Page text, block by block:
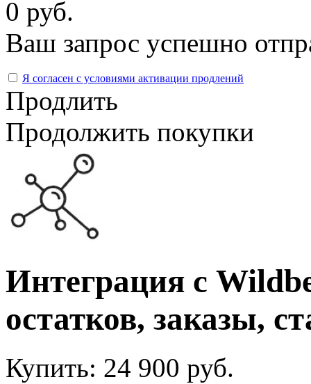
0 руб.
Ваш запрос успешно
Я согласен с условиями активации продлений
Продлить
Продолжить покупки
Интеграция с
остатков, заказы,
Купить: 24 900 руб.